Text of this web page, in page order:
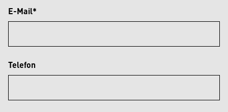
E-Mail*
Telefon